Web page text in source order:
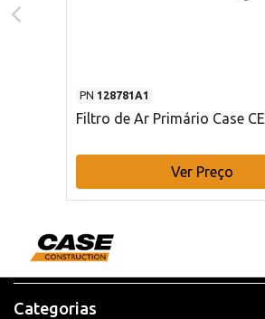
PN 128781A1
Filtro de Ar Primário Case CE
Ver Preço
Categorias